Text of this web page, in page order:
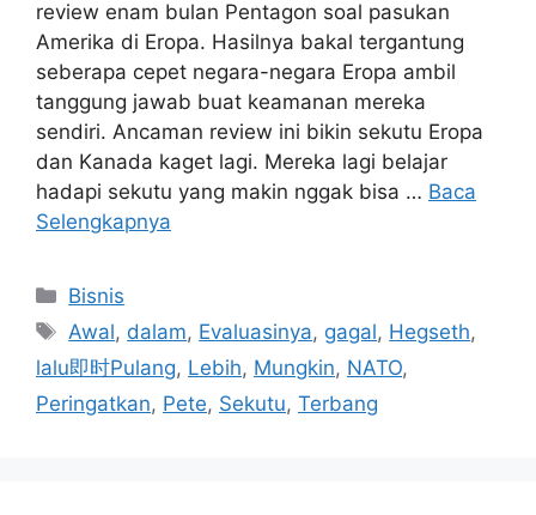
review enam bulan Pentagon soal pasukan
Amerika di Eropa. Hasilnya bakal tergantung
seberapa cepet negara-negara Eropa ambil
tanggung jawab buat keamanan mereka
sendiri. Ancaman review ini bikin sekutu Eropa
dan Kanada kaget lagi. Mereka lagi belajar
hadapi sekutu yang makin nggak bisa … Baca
Selengkapnya
Kategori
Bisnis
Tag
Awal, dalam, Evaluasinya, gagal, Hegseth,
lalu即时Pulang, Lebih, Mungkin, NATO,
Peringatkan, Pete, Sekutu, Terbang